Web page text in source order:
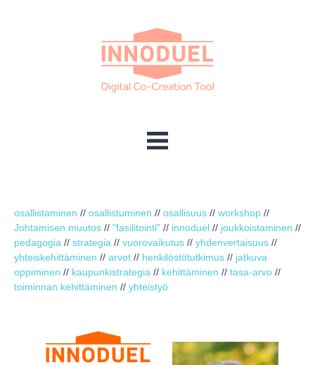
osallistaminen // osallistuminen // osallisuus // workshop //
Johtamisen muutos // "fasilitointi" // innoduel // joukkoistaminen //
pedagogia // strategia // vuorovaikutus // yhdenvertaisuus //
yhteiskehittäminen // arvot // henkilöstötutkimus // jatkuva
oppiminen // kaupunkistrategia // kehittäminen // tasa-arvo //
toiminnan kehittäminen // yhteistyö